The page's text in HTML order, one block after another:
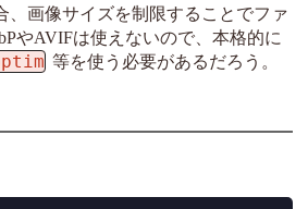
、画像サイズを制限することでファ
やAVIFは使えないので、本格的に
等を使う必要があるだろう。